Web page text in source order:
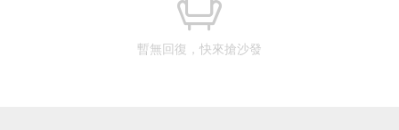
暫無回復，快來搶沙發